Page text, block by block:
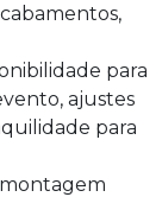
para
ajustes
para